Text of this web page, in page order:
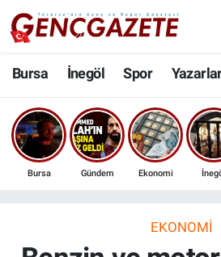
Bursa İnegöl Spor
Bursa Gündem Ekonomi
EKONOMI
Bursa
İnegöl
3.SAYFA
Nöbetçi Eczaneler
Hava Durumu
Trafik Durumu